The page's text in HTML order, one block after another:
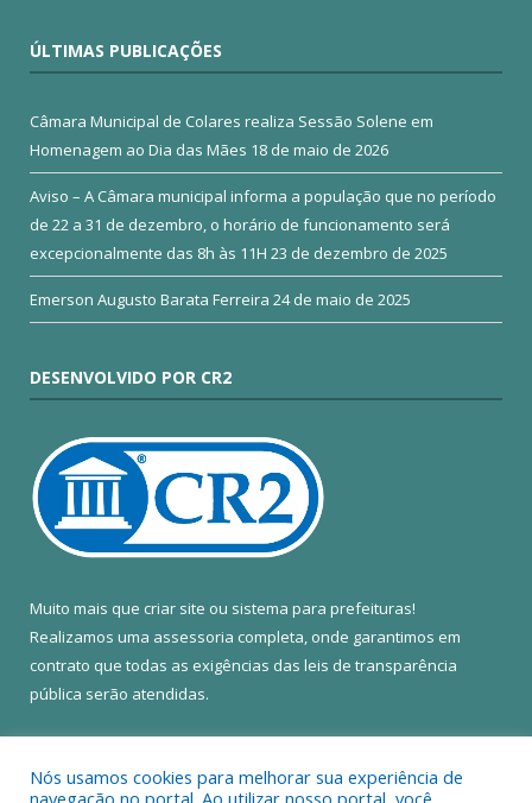
ÚLTIMAS PUBLICAÇÕES
Câmara Municipal de Colares realiza Sessão Solene em
Homenagem ao Dia das Mães 18 de maio de 2026
Aviso – A Câmara municipal informa a população que no período
de 22 a 31 de dezembro, o horário de funcionamento será
excepcionalmente das 8h às 11H 23 de dezembro de 2025
Emerson Augusto Barata Ferreira 24 de maio de 2025
DESENVOLVIDO POR CR2
Muito mais que criar site ou sistema para prefeituras!
Realizamos uma assessoria completa, onde garantimos em
contrato que todas as exigências das leis de transparência
pública serão atendidas.
Nós usamos cookies para melhorar sua experiência de
navegação no portal. Ao utilizar nosso portal, você